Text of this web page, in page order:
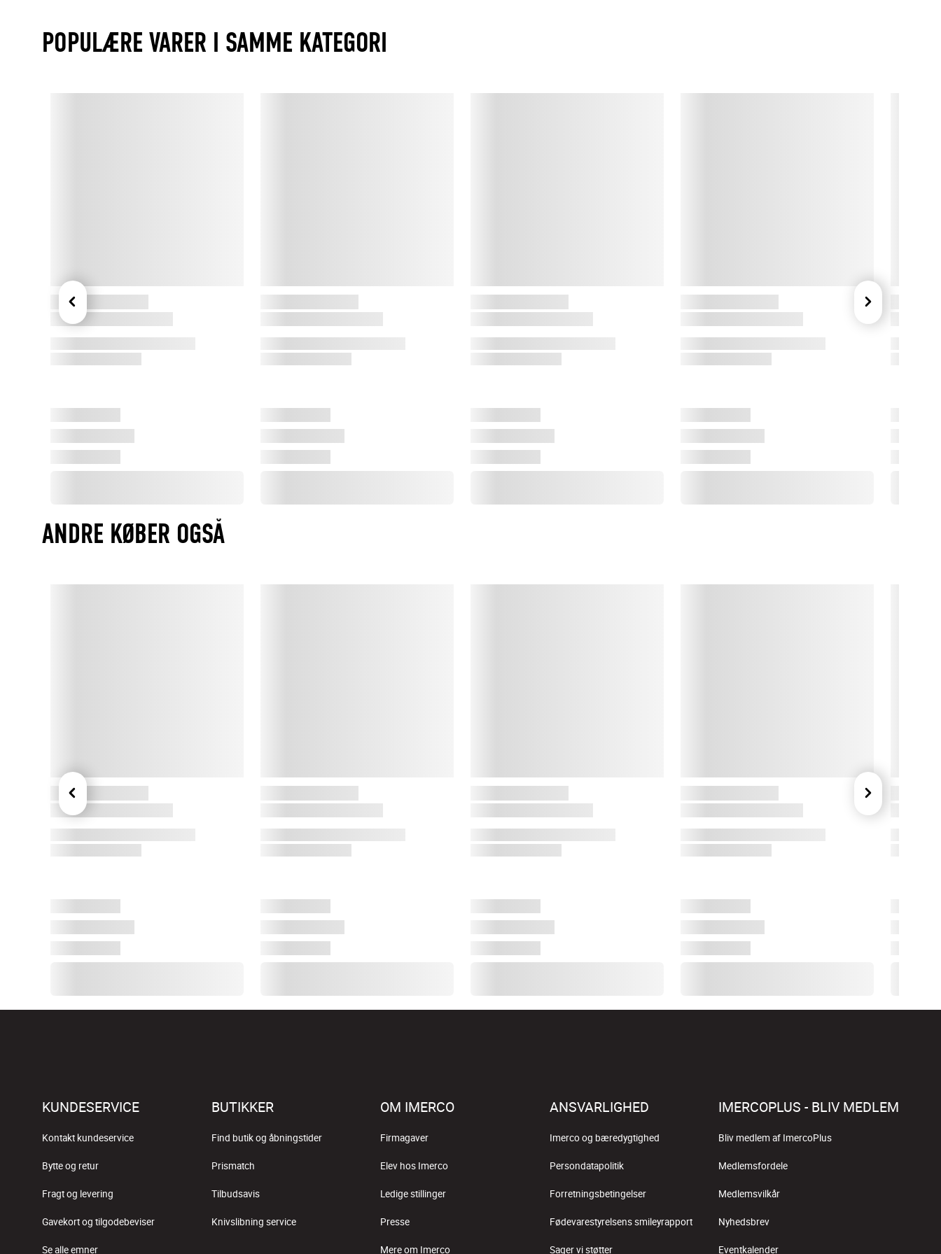
pulsfunktion og justerbar hastighed.
POPULÆRE VARER I SAMME KATEGORI
ANDRE KØBER OGSÅ
KUNDESERVICE
Kontakt kundeservice
Bytte og retur
Fragt og levering
Gavekort og tilgodebeviser
Se alle emner
BUTIKKER
Find butik og åbningstider
Prismatch
Tilbudsavis
Knivslibning service
OM IMERCO
Firmagaver
Elev hos Imerco
Ledige stillinger
Presse
Mere om Imerco
ANSVARLIGHED
Imerco og bæredygtighed
Persondatapolitik
Forretningsbetingelser
Fødevarestyrelsens smileyrapport
Sager vi støtter
IMERCOPLUS - BLIV MEDLEM
Bliv medlem af ImercoPlus
Medlemsfordele
Medlemsvilkår
Nyhedsbrev
Eventkalender